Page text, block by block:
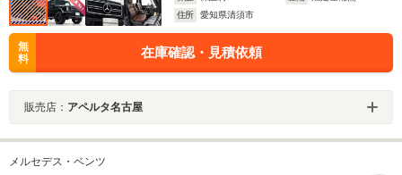
住所
愛知県清須市
無
料
在庫確認・見積依頼
販売店： アペルタ名古屋
メルセデス・ベンツ